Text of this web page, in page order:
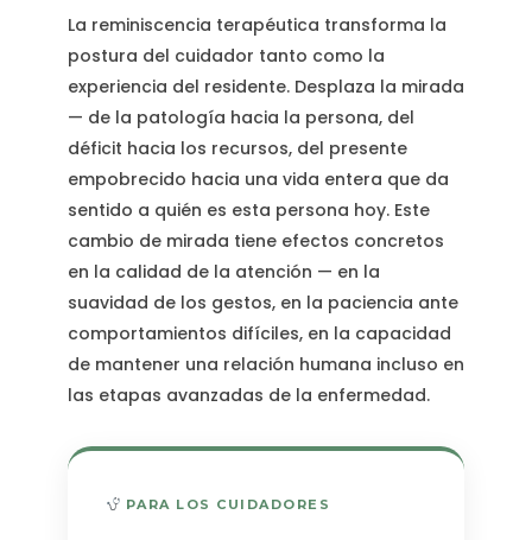
La reminiscencia terapéutica transforma la
postura del cuidador tanto como la
experiencia del residente. Desplaza la mirada
— de la patología hacia la persona, del
déficit hacia los recursos, del presente
empobrecido hacia una vida entera que da
sentido a quién es esta persona hoy. Este
cambio de mirada tiene efectos concretos
en la calidad de la atención — en la
suavidad de los gestos, en la paciencia ante
comportamientos difíciles, en la capacidad
de mantener una relación humana incluso en
las etapas avanzadas de la enfermedad.
PARA LOS CUIDADORES